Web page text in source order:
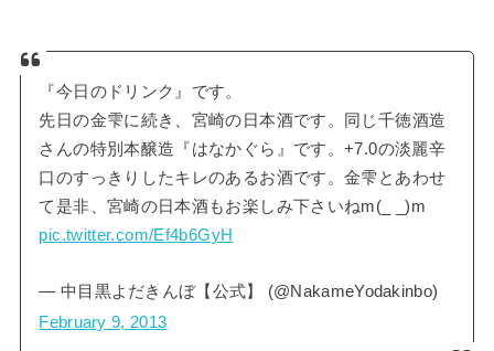
『今日のドリンク』です。
先日の金雫に続き、宮崎の日本酒です。同じ千徳酒造
さんの特別本醸造『はなかぐら』です。+7.0の淡麗辛
口のすっきりしたキレのあるお酒です。金雫とあわせ
て是非、宮崎の日本酒もお楽しみ下さいねm(_ _)m
pic.twitter.com/Ef4b6GyH
— 中目黒よだきんぼ【公式】 (@NakameYodakinbo)
February 9, 2013